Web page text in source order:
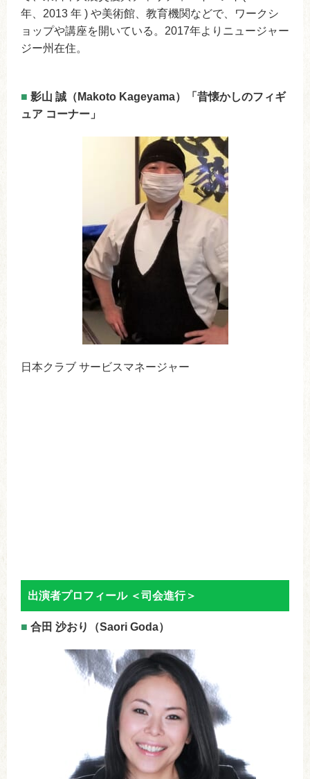
年、2013 年 ) や美術館、教育機関などで、ワークシ
ョップや講座を開いている。2017年よりニュージャー
ジー州在住。
■ 影山 誠（Makoto Kageyama）「昔懐かしのフィギ
ュア コーナー」
日本クラブ サービスマネージャー
出演者プロフィール ＜司会進行＞
■ 合田 沙おり（Saori Goda）